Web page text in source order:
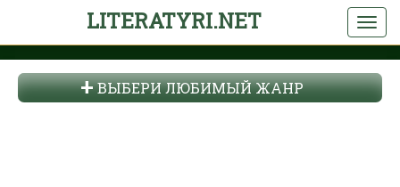
LITERATYRI.NET
ВЫБЕРИ ЛЮБИМЫЙ ЖАНР